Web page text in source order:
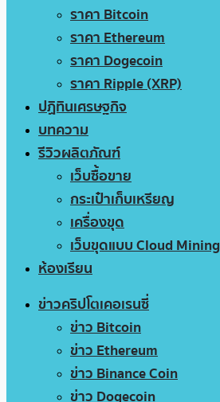
ราคา Bitcoin
ราคา Ethereum
ราคา Dogecoin
ราคา Ripple (XRP)
ปฏิทินเศรษฐกิจ
บทความ
รีวิวผลิตภัณฑ์
เว็บซื้อขาย
กระเป๋าเก็บเหรียญ
เครื่องขุด
เว็บขุดแบบ Cloud Mining
ห้องเรียน
ข่าวคริปโตเคอเรนซี่
ข่าว Bitcoin
ข่าว Ethereum
ข่าว Binance Coin
ข่าว Dogecoin